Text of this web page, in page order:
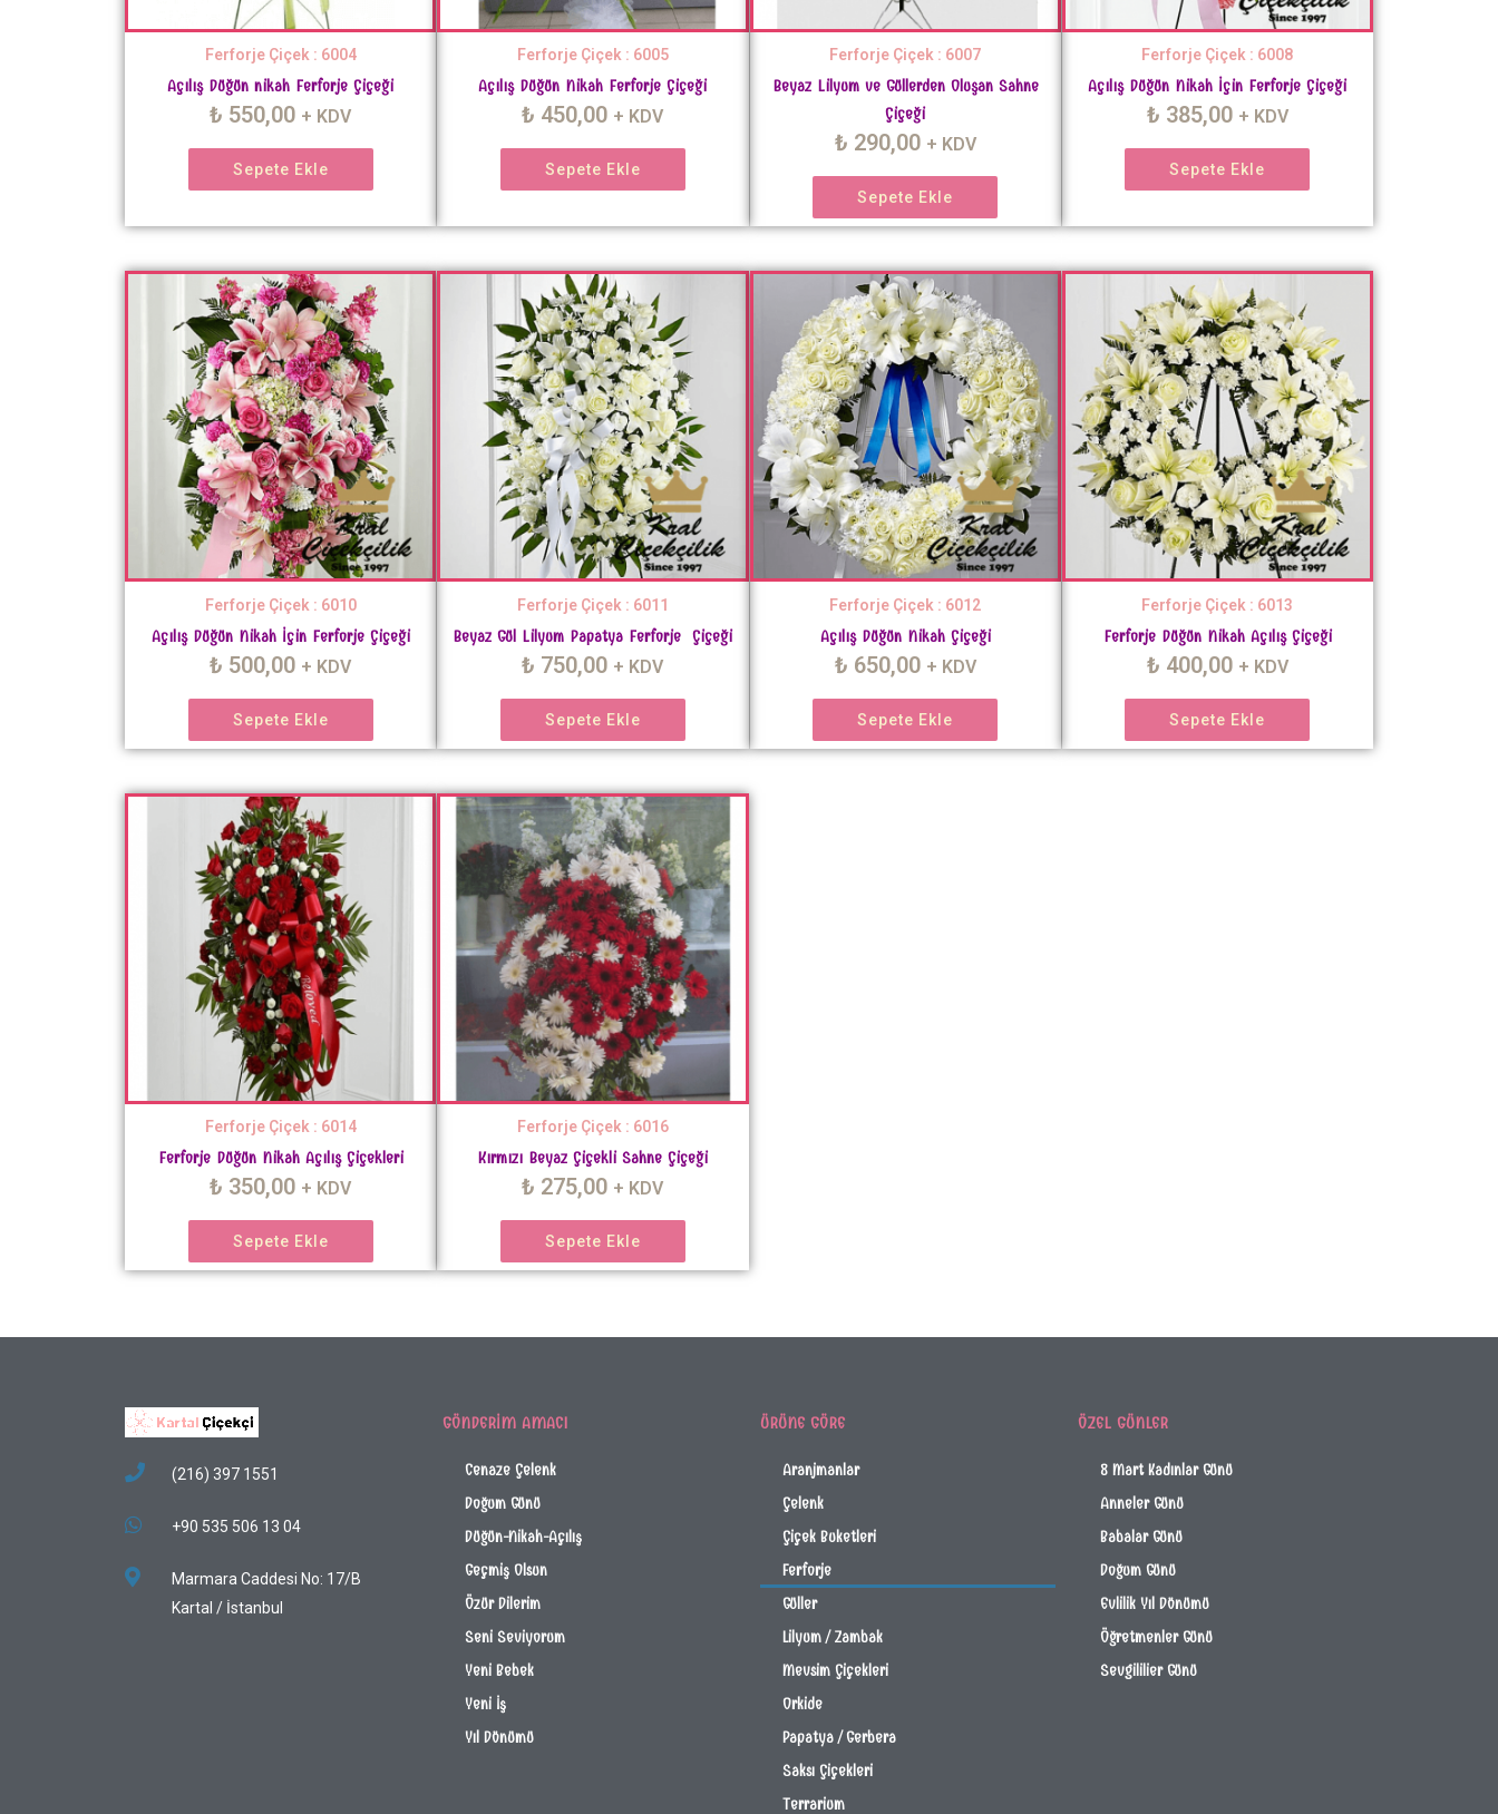
Ferforje Çiçek : 6004
Açılış Düğün nikah Ferforje Çiçeği
₺ 550,00 + KDV
Sepete Ekle
Ferforje Çiçek : 6005
Açılış Düğün Nikah Ferforje Çiçeği
₺ 450,00 + KDV
Sepete Ekle
Ferforje Çiçek : 6007
Beyaz Lilyum ve Güllerden Oluşan Sahne
Çiçeği
₺ 290,00 + KDV
Sepete Ekle
Ferforje Çiçek : 6008
Açılış Düğün Nikah İçin Ferforje Çiçeği
₺ 385,00 + KDV
Sepete Ekle
Ferforje Çiçek : 6010
Açılış Düğün Nikah İçin Ferforje Çiçeği
₺ 500,00 + KDV
Sepete Ekle
Ferforje Çiçek : 6011
Beyaz Gül Lilyum Papatya Ferforje Çiçeği
₺ 750,00 + KDV
Sepete Ekle
Ferforje Çiçek : 6012
Açılış Düğün Nikah Çiçeği
₺ 650,00 + KDV
Sepete Ekle
Ferforje Çiçek : 6013
Ferforje Düğün Nikah Açılış Çiçeği
₺ 400,00 + KDV
Sepete Ekle
Ferforje Çiçek : 6014
Ferforje Düğün Nikah Açılış Çiçekleri
₺ 350,00 + KDV
Sepete Ekle
Ferforje Çiçek : 6016
Kırmızı Beyaz Çiçekli Sahne Çiçeği
₺ 275,00 + KDV
Sepete Ekle
(216) 397 1551
+90 535 506 13 04
Marmara Caddesi No: 17/B
Kartal / İstanbul
GÖNDERIM AMACI
Cenaze Çelenk
Doğum Günü
Düğün-Nikah-Açılış
Geçmiş Olsun
Özür Dilerim
Seni Seviyorum
Yeni Bebek
Yeni İş
Yıl Dönümü
ÜRÜNE GÖRE
Aranjmanlar
Çelenk
Çiçek Buketleri
Ferforje
Güller
Lilyum / Zambak
Mevsim Çiçekleri
Orkide
Papatya / Gerbera
Saksı Çiçekleri
Terrarium
ÖZEL GÜNLER
8 Mart Kadınlar Günü
Anneler Günü
Babalar Günü
Doğum Günü
Evlilik Yıl Dönümü
Öğretmenler Günü
Sevgililier Günü